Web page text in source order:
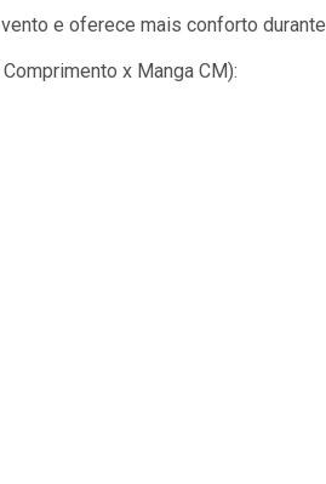
e oferece mais conforto
x Manga CM):